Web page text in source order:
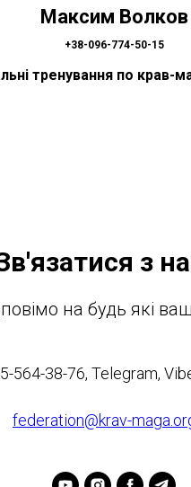
Максим Волков
+38-096-774-50-15
тренування по крав-
з
на будь які
564-38-76, Telegram,
federation@krav-